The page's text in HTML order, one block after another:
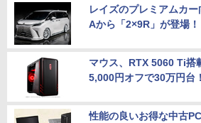
レイズのプレミアムカ
Aから「2×9R」が登場！
マウス、RTX 5060 Ti搭
5,000円オフで30万円台！
性能の良いお得な中古